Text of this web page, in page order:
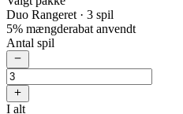
Duo Rangeret · 3 spil
5% mængderabat anvendt
Antal spil
I alt